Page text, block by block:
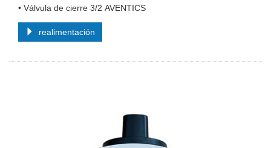
• Válvula de cierre 3/2 AVENTICS
realimentación